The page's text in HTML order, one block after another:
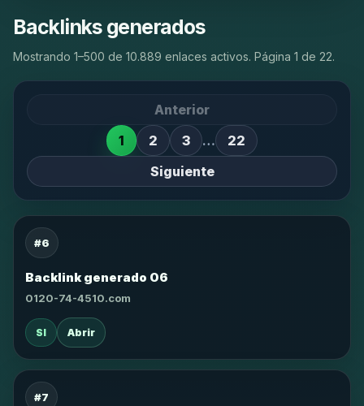
Backlinks generados
Mostrando 1–500 de 10.889 enlaces activos. Página 1 de 22.
Anterior
1
2 3 …
22
Siguiente
#6
Backlink generado 06
0120-74-4510.com
SI Abrir
#7